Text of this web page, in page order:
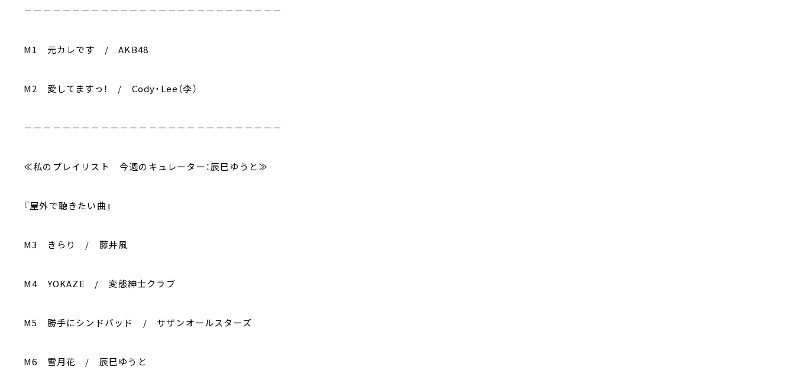
－－－－－－－－－－－－－－－－－－－－－－－－－－－
M1 元カレです / AKB48
M2 愛してますっ！ / Cody・Lee（李）
－－－－－－－－－－－－－－－－－－－－－－－－－－－
≪私のプレイリスト 今週のキュレーター：辰巳ゆうと≫
『屋外で聴きたい曲』
M3 きらり / 藤井風
M4 YOKAZE / 変態紳士クラブ
M5 勝手にシンドバッド / サザンオールスターズ
M6 雪月花 / 辰巳ゆうと